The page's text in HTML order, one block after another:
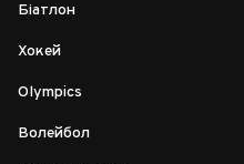
Біатлон
Хокей
Olympics
Волейбол